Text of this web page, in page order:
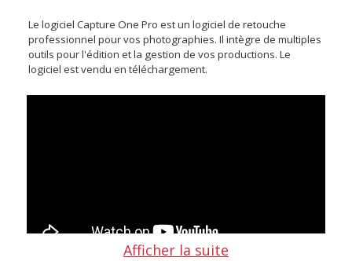
Le logiciel Capture One Pro est un logiciel de retouche
professionnel pour vos photographies. Il intègre de multiples
outils pour l'édition et la gestion de vos productions. Le
logiciel est vendu en téléchargement.
Afficher la suite